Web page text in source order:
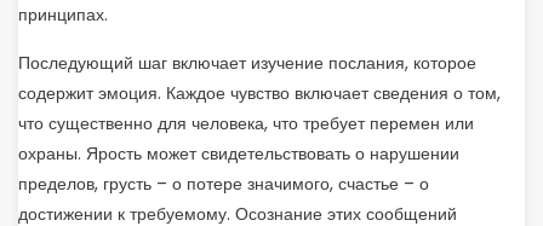
принципах.
Последующий шаг включает изучение послания, которое
содержит эмоция. Каждое чувство включает сведения о том,
что существенно для человека, что требует перемен или
охраны. Ярость может свидетельствовать о нарушении
пределов, грусть – о потере значимого, счастье – о
достижении к требуемому. Осознание этих сообщений